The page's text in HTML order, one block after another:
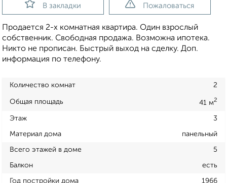
В закладки Пожаловаться
Продается 2-х комнатная квартира. Один взрослый
собственник. Свободная продажа. Возможна ипотека.
Никто не прописан. Быстрый выход на сделку. Доп.
информация по телефону.
Количество комнат 2
Общая площадь 41 м2
Этаж 3
Материал дома панельный
Всего этажей в доме 5
Балкон есть
Год постройки дома 1966